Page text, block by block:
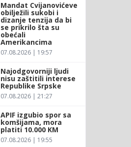
Mandat Cvijanovićeve
obilježili sukobi i
dizanje tenzija da bi
se prikrilo šta su
obećali
Amerikancima
07.08.2026 | 19:57
Najodgovorniji ljudi
nisu zaštitili interese
Republike Srpske
07.08.2026 | 21:27
APIF izgubio spor sa
komšijama, mora
platiti 10.000 KM
07.08.2026 | 19:55